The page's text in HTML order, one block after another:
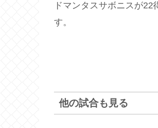
ドマンタスサボニスが
す。
他の試合も見る